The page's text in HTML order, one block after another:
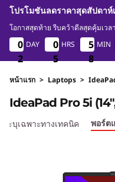
a
P
a
d
P
โปรโมชันลดราคาสุดสัปดาห์
โอกาสสุดท้าย รีบคว้าดีลสุดคุ้มเว
0
2
0
2
0
2
0
2
DAY
0
5
0
5
0
5
0
5
HRS
5
8
5
8
5
8
5
8
MIN
หน้าแรก > Laptops >
IdeaPad Pro 5i
ระบุเฉพาะทางเทคนิค พอร์ต